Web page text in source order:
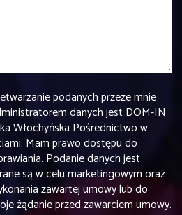
podanych przeze mnie
danych jest DOM-IN
Włochyńska Pośrednictwo w
Mam prawo dostępu do
Podanie danych jest
są w celu marketingowym oraz
zawartej umowy lub do
żądanie przed zawarciem umowy.